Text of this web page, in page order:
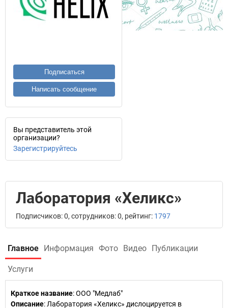
Подписаться
Написать сообщение
Вы представитель этой
организации?
Зарегистрируйтесь
Лаборатория «Хеликс»
Подписчиков: 0, сотрудников: 0, рейтинг: 1797
Главное Информация Фото Видео Публикации
Услуги
Краткое название:ООО "Медлаб"
Описание: Лаборатория «Хеликс» дислоцируется в